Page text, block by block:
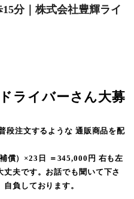
分｜株式会社豊輝ライ
ライバーさん大募
段注文するような 通販商品を配
償）×23日 ＝345,000円 右も左
夫です。お話でも聞いて下さ
負しております。